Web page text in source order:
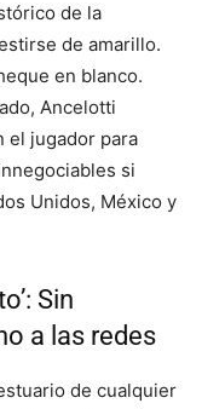
de la
de amarillo.
en blanco.
Ancelotti
el jugador para
si
Unidos, México y
Sin
a las redes
de cualquier